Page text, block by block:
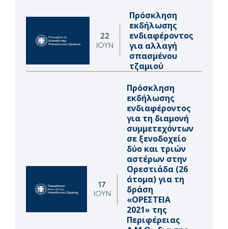
22
ΙΟΎΝ
Πρόσκληση
εκδήλωσης
ενδιαφέροντος
για αλλαγή
σπασμένου
τζαμιού
17
ΙΟΎΝ
Πρόσκληση
εκδήλωσης
ενδιαφέροντος
για τη διαμονή
συμμετεχόντων
σε ξενοδοχείο
δύο και τριών
αστέρων στην
Ορεστιάδα (26
άτομα) για τη
δράση
«ΟΡΕΣΤΕΙΑ
2021» της
Περιφέρειας